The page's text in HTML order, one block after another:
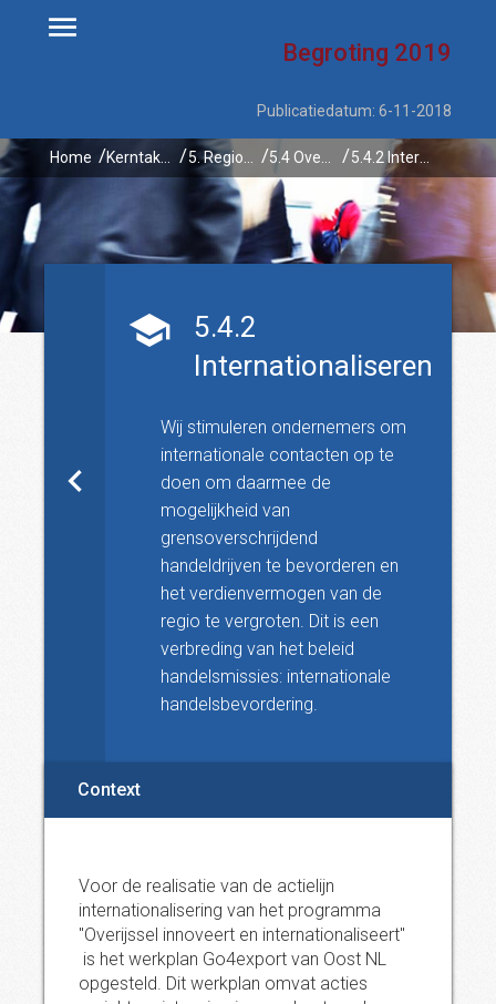
Begroting 2019
Publicatiedatum: 6-11-2018
Home 5.4.2 Internationaliseren
5.4.2
Internationaliseren
Wij stimuleren ondernemers om
internationale contacten op te
doen om daarmee de
mogelijkheid van
grensoverschrijdend
handeldrijven te bevorderen en
het verdienvermogen van de
regio te vergroten. Dit is een
verbreding van het beleid
handelsmissies: internationale
handelsbevordering.
Context
Voor de realisatie van de actielijn
internationalisering van het programma
"Overijssel innoveert en internationaliseert"
is het werkplan Go4export van Oost NL
opgesteld. Dit werkplan omvat acties